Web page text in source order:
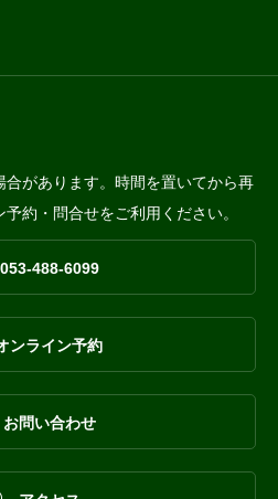
があります。時間を置いてから再
約・問合せをご利用ください。
053-488-6099
ンライン予約
お問い合わせ